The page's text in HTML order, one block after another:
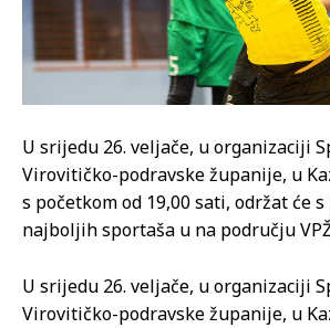
U srijedu 26. veljače, u organizaciji
Virovitičko-podravske županije, u
s početkom od 19,00 sati, održat će
najboljih sportaša u na području
U srijedu 26. veljače, u organizaciji
Virovitičko-podravske županije, u